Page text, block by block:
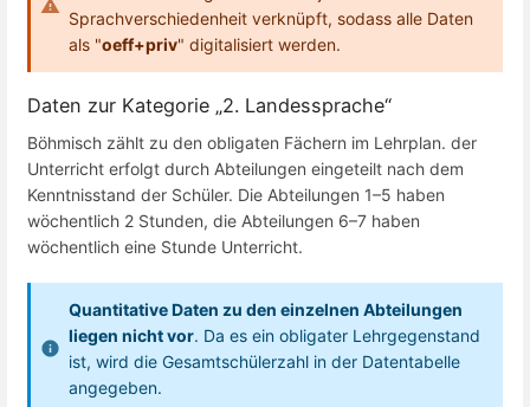
Sprachverschiedenheit verknüpft, sodass alle Daten
als "oeff+priv" digitalisiert werden.
Daten zur Kategorie „2. Landessprache“
Böhmisch zählt zu den obligaten Fächern im Lehrplan. der
Unterricht erfolgt durch Abteilungen eingeteilt nach dem
Kenntnisstand der Schüler. Die Abteilungen 1–5 haben
wöchentlich 2 Stunden, die Abteilungen 6–7 haben
wöchentlich eine Stunde Unterricht.
Quantitative Daten zu den einzelnen Abteilungen
liegen nicht vor. Da es ein obligater Lehrgegenstand
ist, wird die Gesamtschülerzahl in der Datentabelle
angegeben.